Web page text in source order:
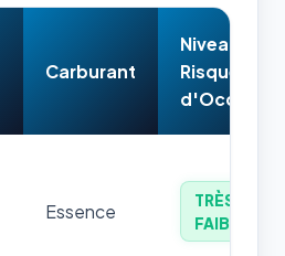
Carburant
Niveau de
Risque
d'Occasion
Essence
TRÈS
FAIBLE